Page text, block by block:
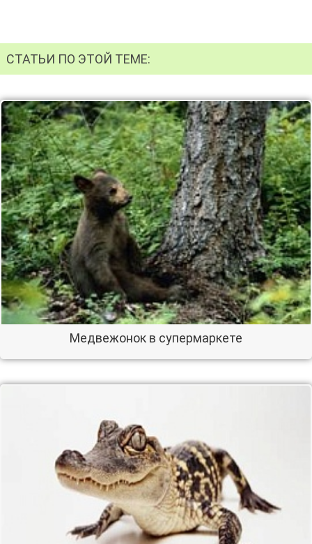
СТАТЬИ ПО ЭТОЙ ТЕМЕ:
Медвежонок в супермаркете